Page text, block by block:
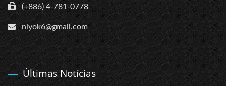
(+886) 4-781-0778
niyok6@gmail.com
Últimas Notícias